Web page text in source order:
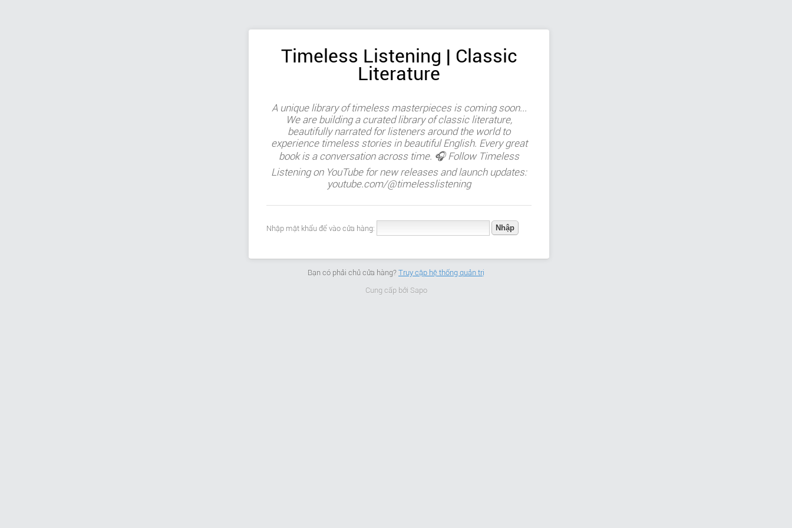
Timeless Listening | Classic
Literature
A unique library of timeless masterpieces is coming soon...
We are building a curated library of classic literature,
beautifully narrated for listeners around the world to
experience timeless stories in beautiful English. Every great
book is a conversation across time. 🎧 Follow Timeless
Listening on YouTube for new releases and launch updates:
youtube.com/@timelesslistening
Nhập mật khẩu để vào cửa hàng:
Bạn có phải chủ cửa hàng? Truy cập hệ thống quản trị
Cung cấp bởi Sapo